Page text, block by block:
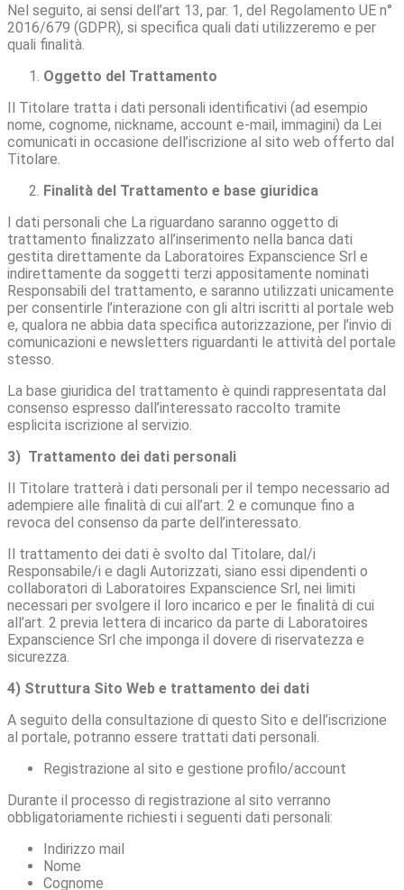
Nel seguito, ai sensi dell’art 13, par. 1, del Regolamento UE n°
2016/679 (GDPR), si specifica quali dati utilizzeremo e per
quali finalità.
Oggetto del Trattamento
Il Titolare tratta i dati personali identificativi (ad esempio
nome, cognome, nickname, account e-mail, immagini) da Lei
comunicati in occasione dell’iscrizione al sito web offerto dal
Titolare.
Finalità del Trattamento e base giuridica
I dati personali che La riguardano saranno oggetto di
trattamento finalizzato all’inserimento nella banca dati
gestita direttamente da Laboratoires Expanscience Srl e
indirettamente da soggetti terzi appositamente nominati
Responsabili del trattamento, e saranno utilizzati unicamente
per consentirle l’interazione con gli altri iscritti al portale web
e, qualora ne abbia data specifica autorizzazione, per l’invio di
comunicazioni e newsletters riguardanti le attività del portale
stesso.
La base giuridica del trattamento è quindi rappresentata dal
consenso espresso dall’interessato raccolto tramite
esplicita iscrizione al servizio.
3) Trattamento dei dati personali
Il Titolare tratterà i dati personali per il tempo necessario ad
adempiere alle finalità di cui all’art. 2 e comunque fino a
revoca del consenso da parte dell’interessato.
Il trattamento dei dati è svolto dal Titolare, dal/i
Responsabile/i e dagli Autorizzati, siano essi dipendenti o
collaboratori di Laboratoires Expanscience Srl, nei limiti
necessari per svolgere il loro incarico e per le finalità di cui
all’art. 2 previa lettera di incarico da parte di Laboratoires
Expanscience Srl che imponga il dovere di riservatezza e
sicurezza.
4) Struttura Sito Web e trattamento dei dati
A seguito della consultazione di questo Sito e dell’iscrizione
al portale, potranno essere trattati dati personali.
Registrazione al sito e gestione profilo/account
Durante il processo di registrazione al sito verranno
obbligatoriamente richiesti i seguenti dati personali:
Indirizzo mail
Nome
Cognome